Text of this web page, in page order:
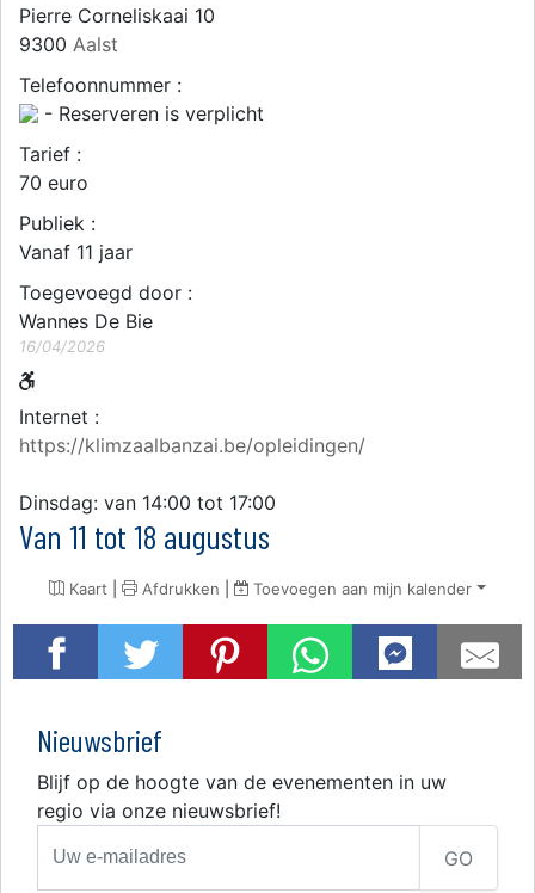
Pierre Corneliskaai 10
9300 Aalst
Telefoonnummer :
- Reserveren is verplicht
Tarief :
70 euro
Publiek :
Vanaf 11 jaar
Toegevoegd door :
Wannes De Bie
16/04/2026
Internet :
https://klimzaalbanzai.be/opleidingen/
Dinsdag: van 14:00 tot 17:00
Van 11 tot 18 augustus
Kaart | Afdrukken | Toevoegen aan mijn kalender
Nieuwsbrief
Blijf op de hoogte van de evenementen in uw
regio via onze nieuwsbrief!
GO